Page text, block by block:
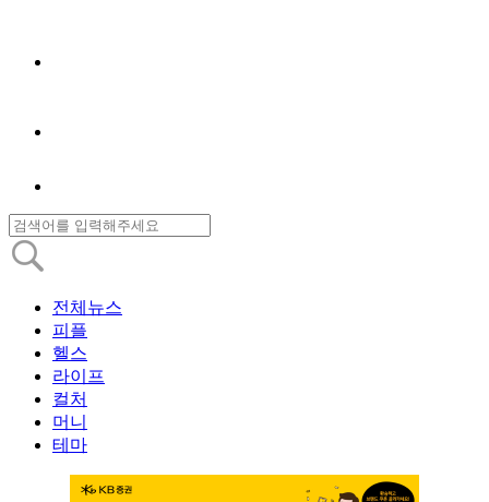
전체뉴스
피플
헬스
라이프
컬처
머니
테마